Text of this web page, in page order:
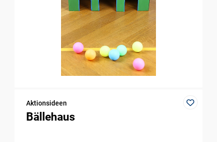
Aktionsideen
Bällehaus